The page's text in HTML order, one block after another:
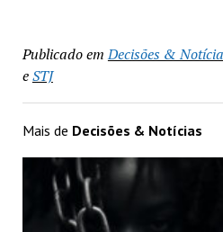
Publicado em Decisões &
eSTJ
Mais de Decisões & Notícias